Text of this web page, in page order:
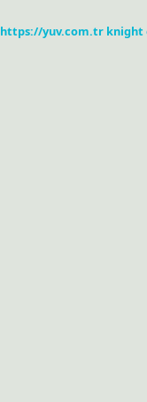
https://yuv.com.tr knight